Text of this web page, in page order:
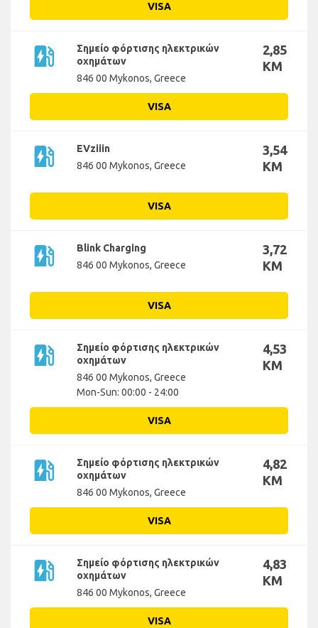
VISA
ev_station
Σημείο φόρτισης ηλεκτρικών
οχημάτων
846 00 Mykonos, Greece
2,85
KM
VISA
ev_station
EVziiin
846 00 Mykonos, Greece
3,54
KM
VISA
ev_station
Blink Charging
846 00 Mykonos, Greece
3,72
KM
VISA
ev_station
Σημείο φόρτισης ηλεκτρικών
οχημάτων
846 00 Mykonos, Greece
Mon-Sun: 00:00 - 24:00
4,53
KM
VISA
ev_station
Σημείο φόρτισης ηλεκτρικών
οχημάτων
846 00 Mykonos, Greece
4,82
KM
VISA
ev_station
Σημείο φόρτισης ηλεκτρικών
οχημάτων
846 00 Mykonos, Greece
4,83
KM
VISA